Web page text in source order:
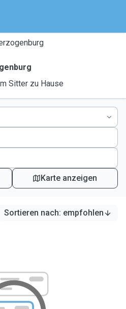
Sitter zu Hause
Karte anzeigen
Sortieren nach: empfohlen